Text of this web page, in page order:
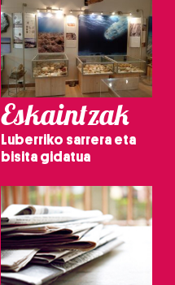
Eskaintzak
Luberriko sarrera eta
bisita gidatua